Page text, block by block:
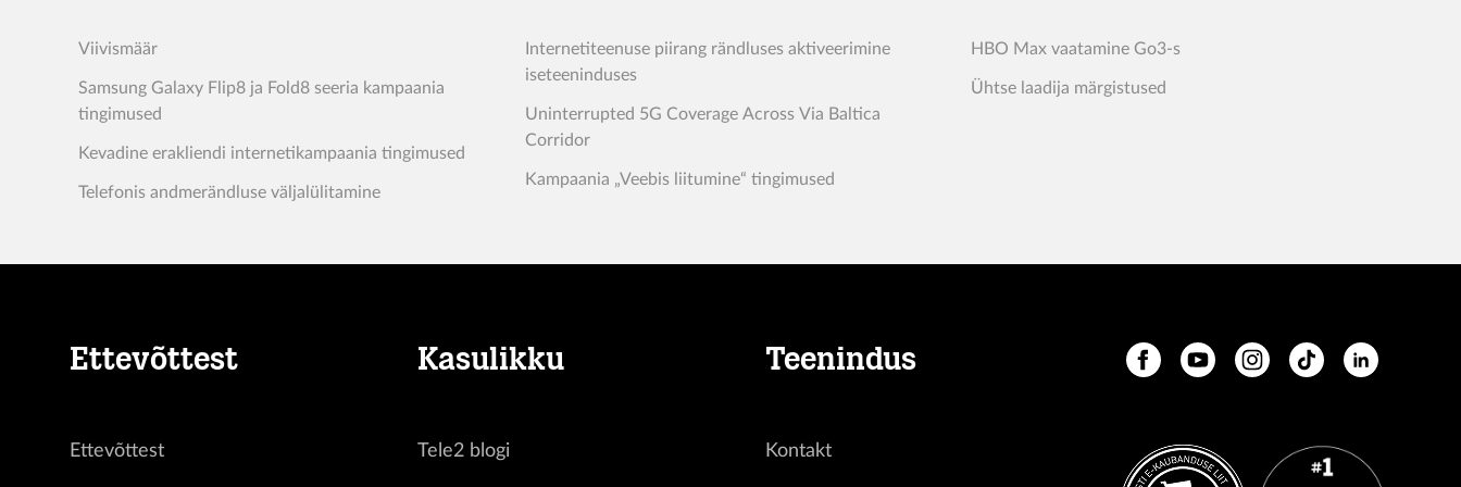
Viivismäär
Samsung Galaxy Flip8 ja Fold8 seeria kampaania
tingimused
Kevadine erakliendi internetikampaania tingimused
Telefonis andmerändluse väljalülitamine
Internetiteenuse piirang rändluses aktiveerimine
iseteeninduses
Uninterrupted 5G Coverage Across Via Baltica
Corridor
Kampaania „Veebis liitumine“ tingimused
HBO Max vaatamine Go3-s
Ühtse laadija märgistused
Ettevõttest
Ettevõttest
Kasulikku
Tele2 blogi
Teenindus
Kontakt